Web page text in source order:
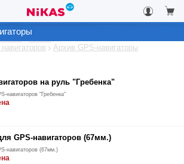
Архив GPS-навигаторы
на руль "Гребенка"
навигаторов "Гребенка"
GPS-навигаторов (67мм.)
навигаторов (67мм.)